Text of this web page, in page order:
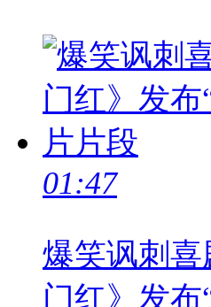
01:47
爆笑讽刺
门红》发布